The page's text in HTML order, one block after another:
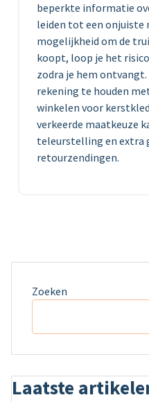
beperkte informatie
leiden tot een onjuiste
mogelijkheid om de
koopt, loop je het
zodra je hem
rekening te houden
winkelen voor
verkeerde maatkeuze
teleurstelling en extra
retourzendingen.
Zoeken
Laatste